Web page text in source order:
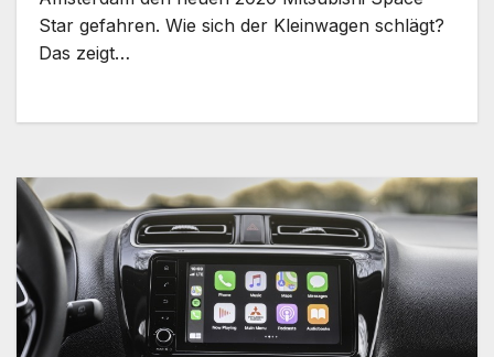
Star gefahren. Wie sich der Kleinwagen schlägt?
Das zeigt…